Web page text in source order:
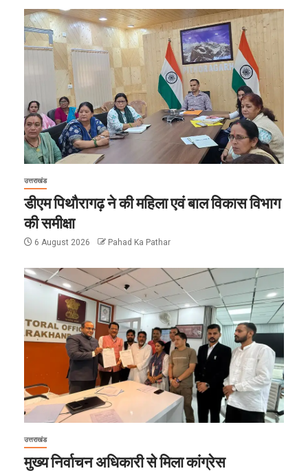
उत्तराखंड
डीएम पिथौरागढ़ ने की महिला एवं बाल विकास विभाग
की समीक्षा
6 August 2026 Pahad Ka Pathar
उत्तराखंड
मुख्य निर्वाचन अधिकारी से मिला कांग्रेस